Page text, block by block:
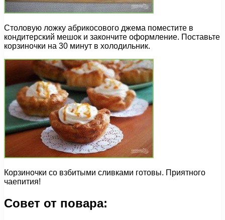
Столовую ложку абрикосового джема поместите в
кондитерский мешок и закончите оформление. Поставьте
корзиночки на 30 минут в холодильник.
Корзиночки со взбитыми сливками готовы. Приятного
чаепития!
Совет от повара: